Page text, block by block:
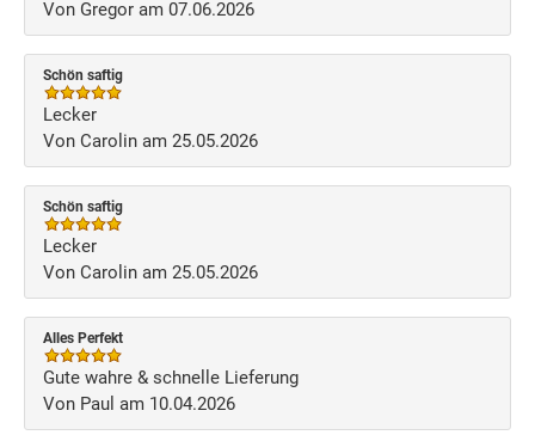
Von Gregor am 07.06.2026
Schön saftig
Lecker
Von Carolin am 25.05.2026
Schön saftig
Lecker
Von Carolin am 25.05.2026
Alles Perfekt
Gute wahre & schnelle Lieferung
Von Paul am 10.04.2026